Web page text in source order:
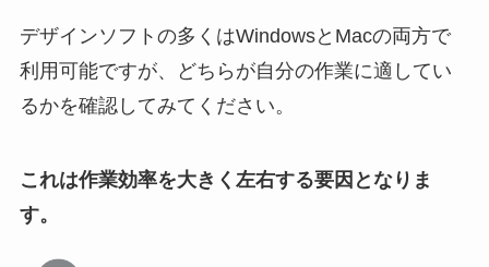
デザインソフトの多くはWindowsとMacの両方で
利用可能ですが、どちらが自分の作業に適してい
るかを確認してみてください。
これは作業効率を大きく左右する要因となりま
す。